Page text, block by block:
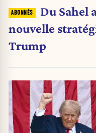
Du Sahel
nouvelle
Trump